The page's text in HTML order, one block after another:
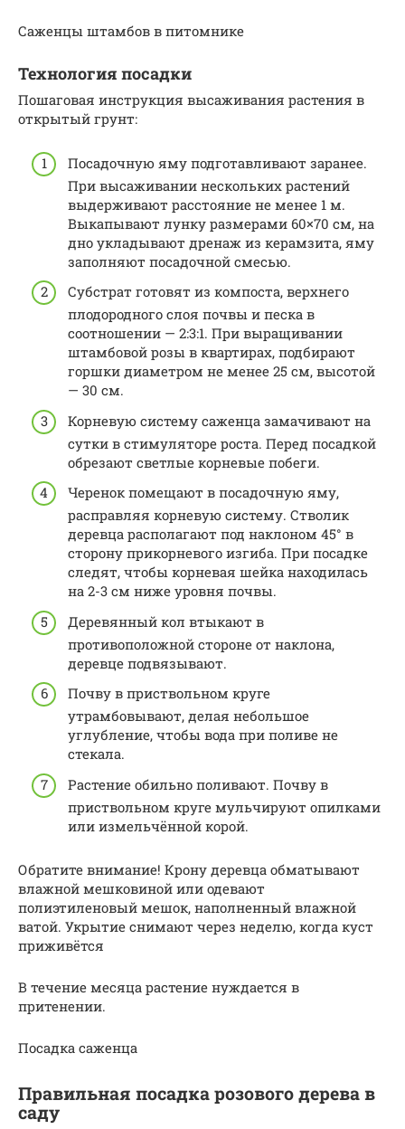
Саженцы штамбов в питомнике
Технология посадки
Пошаговая инструкция высаживания растения в
открытый грунт:
Посадочную яму подготавливают заранее.
При высаживании нескольких растений
выдерживают расстояние не менее 1 м.
Выкапывают лунку размерами 60×70 см, на
дно укладывают дренаж из керамзита, яму
заполняют посадочной смесью.
Субстрат готовят из компоста, верхнего
плодородного слоя почвы и песка в
соотношении — 2:3:1. При выращивании
штамбовой розы в квартирах, подбирают
горшки диаметром не менее 25 см, высотой
— 30 см.
Корневую систему саженца замачивают на
сутки в стимуляторе роста. Перед посадкой
обрезают светлые корневые побеги.
Черенок помещают в посадочную яму,
расправляя корневую систему. Стволик
деревца располагают под наклоном 45° в
сторону прикорневого изгиба. При посадке
следят, чтобы корневая шейка находилась
на 2-3 см ниже уровня почвы.
Деревянный кол втыкают в
противоположной стороне от наклона,
деревце подвязывают.
Почву в приствольном круге
утрамбовывают, делая небольшое
углубление, чтобы вода при поливе не
стекала.
Растение обильно поливают. Почву в
приствольном круге мульчируют опилками
или измельчённой корой.
Обратите внимание! Крону деревца обматывают
влажной мешковиной или одевают
полиэтиленовый мешок, наполненный влажной
ватой. Укрытие снимают через неделю, когда куст
приживётся
В течение месяца растение нуждается в
притенении.
Посадка саженца
Правильная посадка розового дерева в
саду